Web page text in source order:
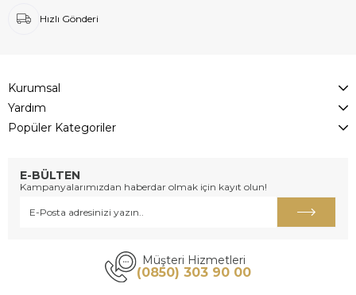
Hızlı Gönderi
Kurumsal
Yardım
Popüler Kategoriler
E-BÜLTEN
Kampanyalarımızdan haberdar olmak için kayıt olun!
Müşteri Hizmetleri
(0850) 303 90 00